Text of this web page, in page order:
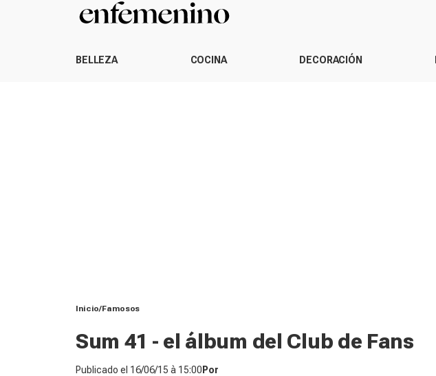
BELLEZA COCINA DECORACIÓN
Inicio Famosos
Sum 41 - el álbum del Club de Fans
Publicado el 16/06/15 à 15:00 Por